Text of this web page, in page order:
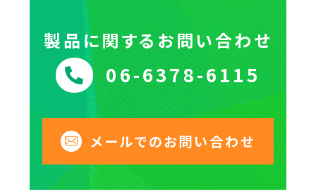
製品に関するお問い合わせ
06-6378-6115
メールでのお問い合わせ